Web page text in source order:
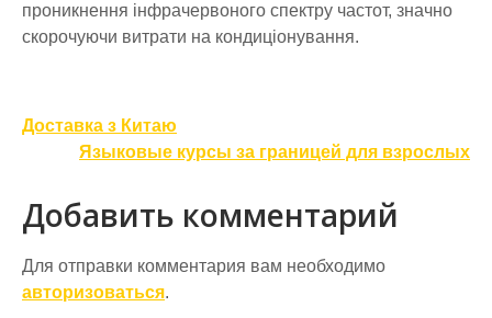
проникнення інфрачервоного спектру частот, значно
скорочуючи витрати на кондиціонування.
Навигация
записям
Доставка з Китаю
Языковые курсы за границей для взрослых
Добавить комментарий
Для отправки комментария вам необходимо
авторизоваться.